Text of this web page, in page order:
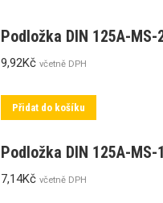
Podložka DIN 125A-MS-
9,92Kč včetně DPH
Přidat do košíku
Podložka DIN 125A-MS-
7,14Kč včetně DPH